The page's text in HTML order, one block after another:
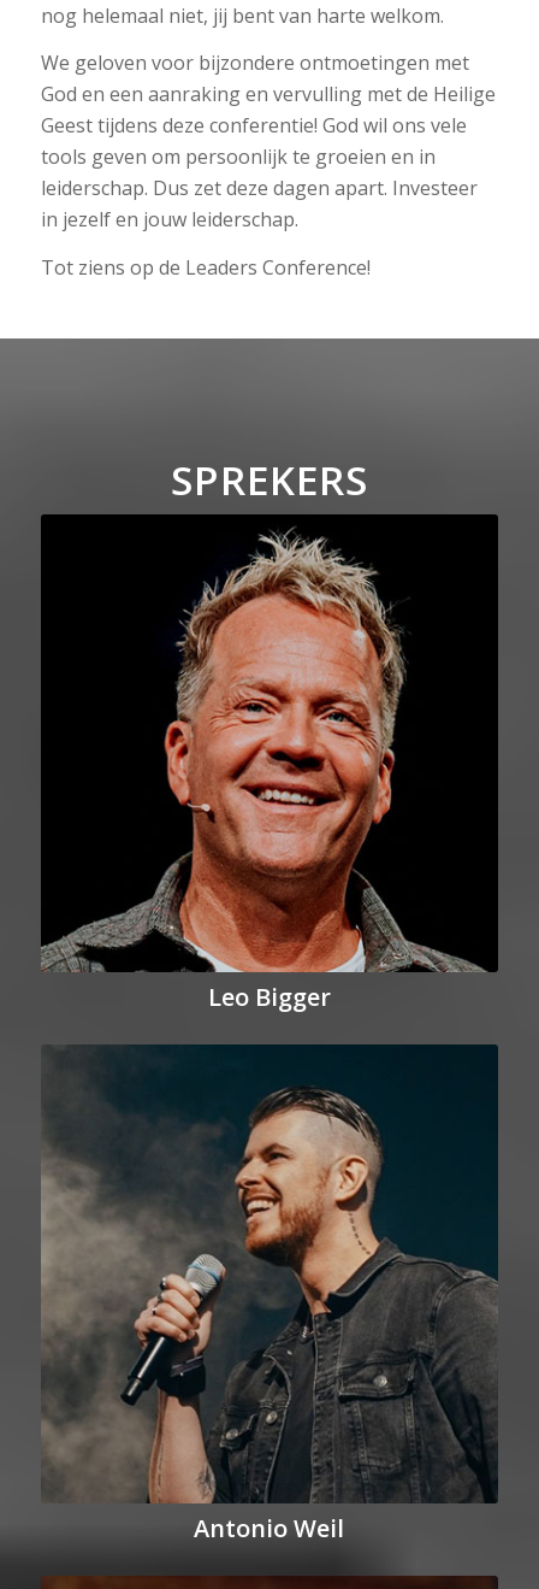
nog helemaal niet, jij bent van harte welkom.
We geloven voor bijzondere ontmoetingen met
God en een aanraking en vervulling met de Heilige
Geest tijdens deze conferentie! God wil ons vele
tools geven om persoonlijk te groeien en in
leiderschap. Dus zet deze dagen apart. Investeer
in jezelf en jouw leiderschap.
Tot ziens op de Leaders Conference!
SPREKERS
Leo Bigger
Antonio Weil